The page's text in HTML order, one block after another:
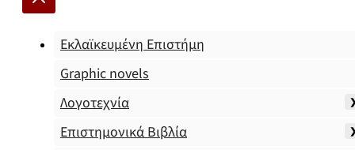
Εκλαϊκευμένη Επιστήμη
Graphic novels
Λογοτεχνία
Επιστημονικά Βιβλία